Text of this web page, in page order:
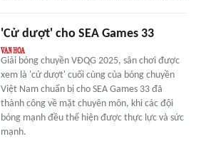
'Cử dượt' cho SEA Games 33
Giải bóng chuyền VĐQG 2025, sân chơi được
xem là 'cử dượt' cuối cùng của bóng chuyền
Việt Nam chuẩn bị cho SEA Games 33 đã
thành công về mặt chuyên môn, khi các đội
bóng mạnh đều thể hiện được thực lực và sức
mạnh.